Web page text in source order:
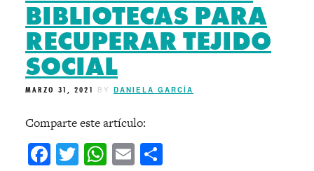
BIBLIOTECAS PARA
RECUPERAR TEJIDO
SOCIAL
MARZO 31, 2021 BY DANIELA GARCÍA
Comparte este artículo:
Facebook
Twitter
WhatsApp
Email